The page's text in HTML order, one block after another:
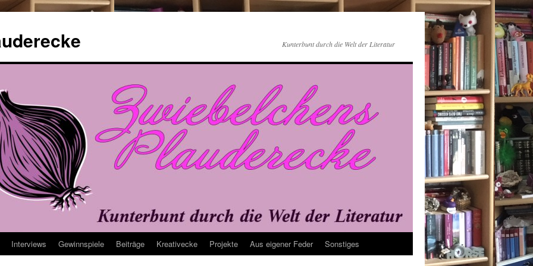
Kunterbunt durch die Welt der Literatur
Interviews Gewinnspiele Beiträge Kreativecke Projekte Aus eigener Feder Sonstiges